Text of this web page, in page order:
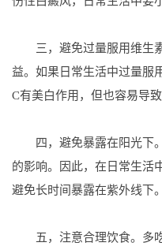
三，避免过量服用维生素
益。如果日常生活中过量服
C有美白作用，但也容易导致
四，避免暴露在阳光下。
的影响。因此，在日常生活
避免长时间暴露在紫外线下。
五，注意合理饮食。多吃